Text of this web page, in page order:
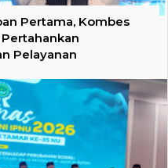
Pertama, Kombes
Pelayanan